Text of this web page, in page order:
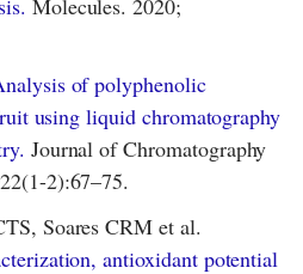
of polyphenolic
using liquid chromatography
Journal of Chromatography
2):67–75.
Soares CRM et al.
antioxidant potential